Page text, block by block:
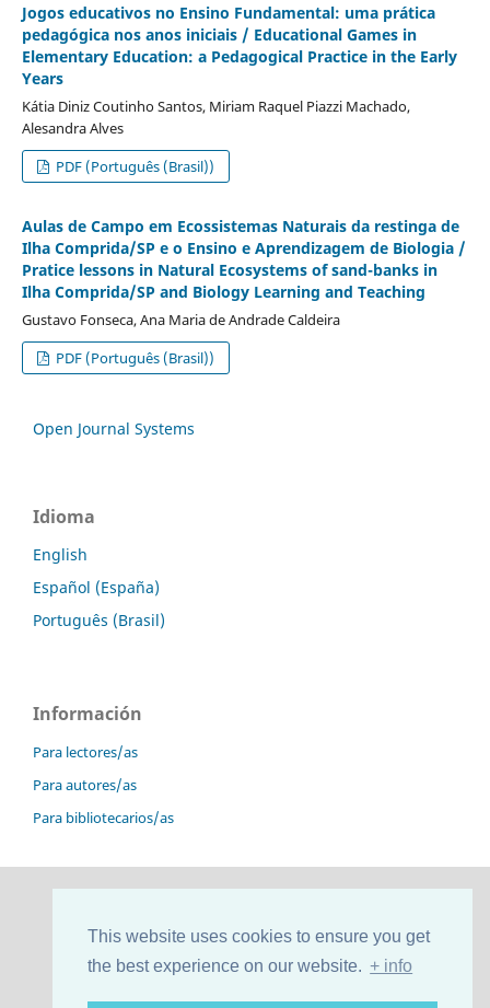
This website uses cookies to ensure you get
the best experience on our website. + info
Jogos educativos no Ensino Fundamental: uma prática
pedagógica nos anos iniciais / Educational Games in
Elementary Education: a Pedagogical Practice in the Early
Years
Kátia Diniz Coutinho Santos, Miriam Raquel Piazzi Machado,
Alesandra Alves
PDF (Português (Brasil))
Aulas de Campo em Ecossistemas Naturais da restinga de
Ilha Comprida/SP e o Ensino e Aprendizagem de Biologia /
Pratice lessons in Natural Ecosystems of sand-banks in
Ilha Comprida/SP and Biology Learning and Teaching
Gustavo Fonseca, Ana Maria de Andrade Caldeira
PDF (Português (Brasil))
Open Journal Systems
Idioma
English
Español (España)
Português (Brasil)
Información
Para lectores/as
Para autores/as
Para bibliotecarios/as